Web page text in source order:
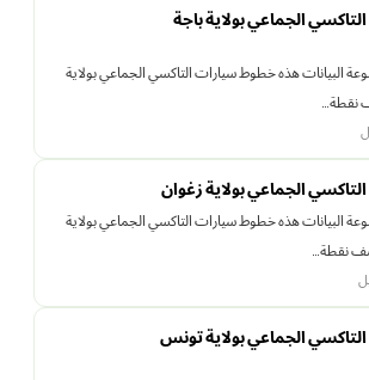
الجماعي بولاية باجة
البيانات هذه خطوط سيارات التاكسي الجماعي بولاية
نقطة…
الجماعي بولاية زغوان
البيانات هذه خطوط سيارات التاكسي الجماعي بولاية
نقطة…
الجماعي بولاية تونس